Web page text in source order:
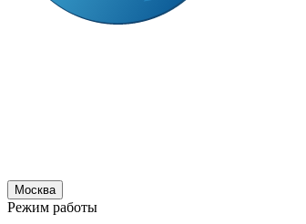
Москва
Режим работы